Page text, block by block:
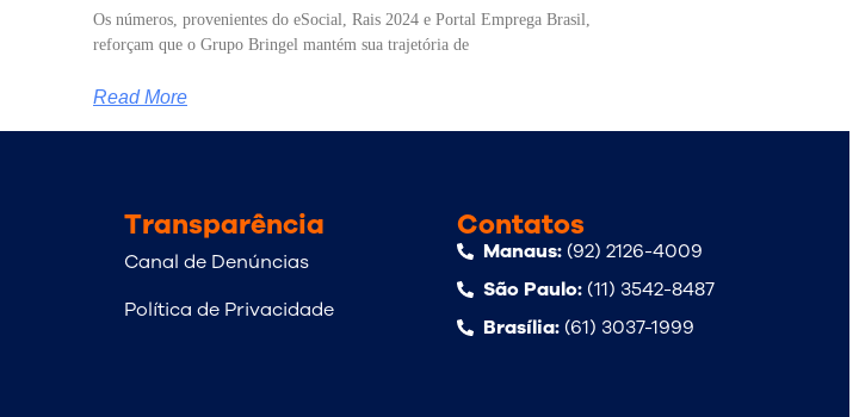
Os números, provenientes do eSocial, Rais 2024 e Portal Emprega Brasil,
reforçam que o Grupo Bringel mantém sua trajetória de
Read More
Transparência
Canal de Denúncias
Política de Privacidade
Contatos
Manaus:(92) 2126-4009
São Paulo:(11) 3542-8487
Brasília:(61) 3037-1999